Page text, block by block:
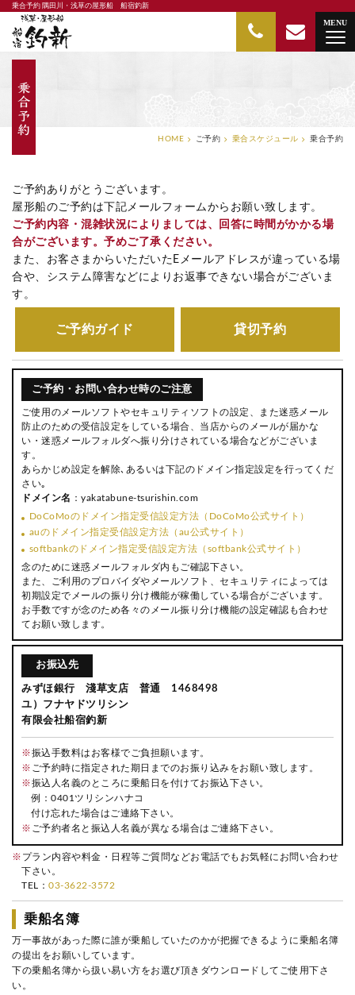
乗合予約 隅田川・浅草の屋形船 船宿釣新
MENU
隅田川・浅草の屋形船 船宿釣新
HOME ご予約 乗合スケジュール 乗合予約
ご予約ありがとうございます。
屋形船のご予約は下記メールフォームからお願い致します。
ご予約内容・混雑状況によりましては、回答に時間がかかる場
合がございます。予めご了承ください。
また、お客さまからいただいたEメールアドレスが違っている場
合や、システム障害などによりお返事できない場合がございま
す。
ご予約ガイド 貸切予約
ご予約・お問い合わせ時のご注意
ご使用のメールソフトやセキュリティソフトの設定、また迷惑メール
防止のための受信設定をしている場合、当店からのメールが届かな
い・迷惑メールフォルダへ振り分けされている場合などがございま
す。
あらかじめ設定を解除､あるいは下記のドメイン指定設定を行ってくだ
さい｡
ドメイン名 ：yakatabune-tsurishin.com
DoCoMoのドメイン指定受信設定方法（DoCoMo公式サイト）
auのドメイン指定受信設定方法（au公式サイト）
softbankのドメイン指定受信設定方法（softbank公式サイト）
念のために迷惑メールフォルダ内もご確認下さい。
また、ご利用のプロバイダやメールソフト、セキュリティによっては
初期設定でメールの振り分け機能が稼働している場合がございます。
お手数ですが念のため各々のメール振り分け機能の設定確認も合わせ
てお願い致します。
お振込先
みずほ銀行 淺草支店 普通 1468498
ユ）フナヤドツリシン
有限会社船宿釣新
※振込手数料はお客様でご負担願います。
※ ご予約時に指定された期日までのお振り込みをお願い致します。
※振込人名義のところに乗船日を付けてお振込下さい。
例：0401ツリシンハナコ
付け忘れた場合はご連絡下さい。
※ ご予約者名と振込人名義が異なる場合はご連絡下さい。
※ プラン内容や料金・日程等ご質問などお電話でもお気軽にお問い合わせ
下さい。
TEL： 03-3622-3572
乗船名簿
万一事故があった際に誰が乗船していたのかが把握できるように乗船名簿
の提出をお願いしています。
下の乗船名簿から扱い易い方をお選び頂きダウンロードしてご使用下さ
い。